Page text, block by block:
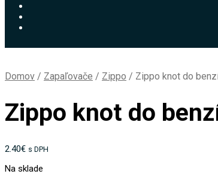
Domov / Zapaľovače / Zippo / Zippo knot do
Zippo knot do
2.40€ s DPH
Na sklade